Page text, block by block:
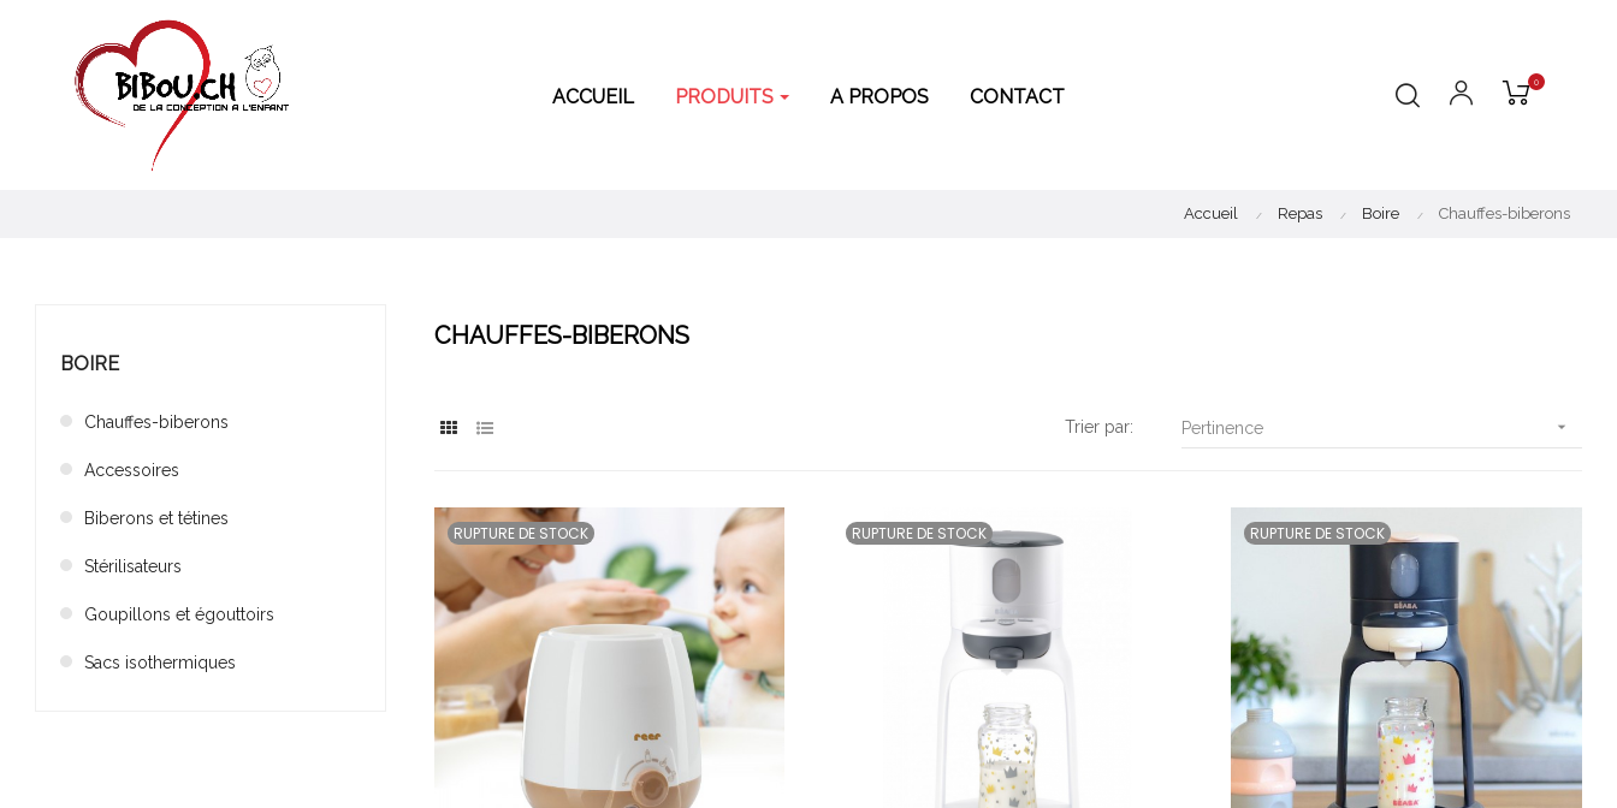
ACCUEIL PRODUITS A PROPOS CONTACT
0
Accueil Repas Boire Chauffes-biberons
BOIRE
Chauffes-biberons
Accessoires
Biberons et tétines
Stérilisateurs
Goupillons et égouttoirs
Sacs isothermiques
CHAUFFES-BIBERONS
Trier par: Pertinence 
RUPTURE DE STOCK RUPTURE DE STOCK RUPTURE DE STOCK